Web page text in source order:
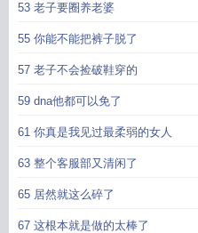
53 老子要圈养老婆
55 你能不能把裤子脱了
57 老子不会捡破鞋穿的
59 dna他都可以免了
61 你真是我见过最柔弱的女人
63 整个客服部又清闲了
65 居然就这么碎了
67 这根本就是做的太棒了